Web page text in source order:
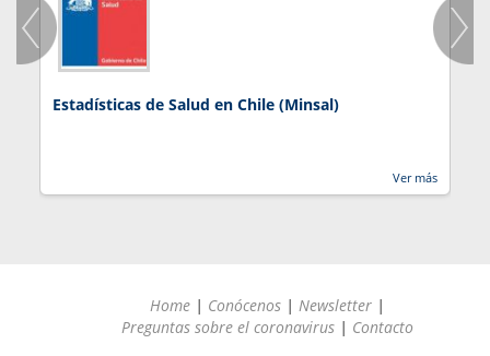
Estadísticas de Salud en Chile (Minsal)
Ver más
Home | Conócenos | Newsletter |
Preguntas sobre el coronavirus | Contacto